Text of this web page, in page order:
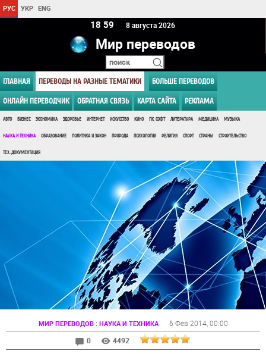
РУС УКР ENG
18:59 8 августа 2026
Мир переводов
ГЛАВНАЯ ПЕРЕВОДЫ НА РАЗНЫЕ ТЕМАТИКИ БОЛЬШЕ ПЕРЕВОДОВ
ОНЛАЙН ПЕРЕВОДЧИК ОБРАТНАЯ СВЯЗЬ КАРТА САЙТА РЕКЛАМА
АВТО БИЗНЕС ЭКОНОМИКА ЗДОРОВЬЕ ИНТЕРНЕТ ИСКУССТВО КИНО ПК, СОФТ ЛИТЕРАТУРА МЕДИЦИНА МУЗЫКА
НАУКА И ТЕХНИКА ОБРАЗОВАНИЕ ПОЛИТИКА И ЗАКОН ПРИРОДА ПСИХОЛОГИЯ РЕЛИГИЯ СПОРТ СТРАНЫ СТРОИТЕЛЬСТВО
ТЕХ. ДОКУМЕНТАЦИЯ
МИР ПЕРЕВОДОВ: НАУКА И ТЕХНИКА 6 Фев 2014, 00:00
0
4492